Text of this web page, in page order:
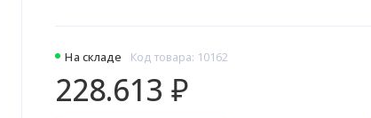
На складе Код товара: 10162
228.613 ₽